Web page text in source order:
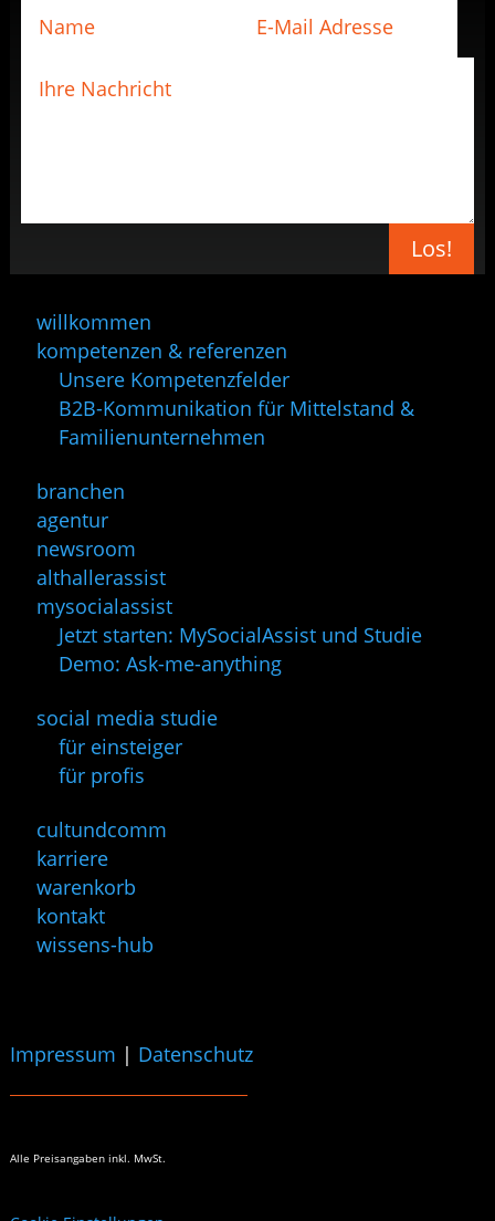
Los!
willkommen
kompetenzen & referenzen
Unsere Kompetenzfelder
B2B-Kommunikation für Mittelstand &
Familienunternehmen
branchen
agentur
newsroom
althallerassist
mysocialassist
Jetzt starten: MySocialAssist und Studie
Demo: Ask-me-anything
social media studie
für einsteiger
für profis
cultundcomm
karriere
warenkorb
kontakt
wissens-hub
Impressum | Datenschutz
Alle Preisangaben inkl. MwSt.